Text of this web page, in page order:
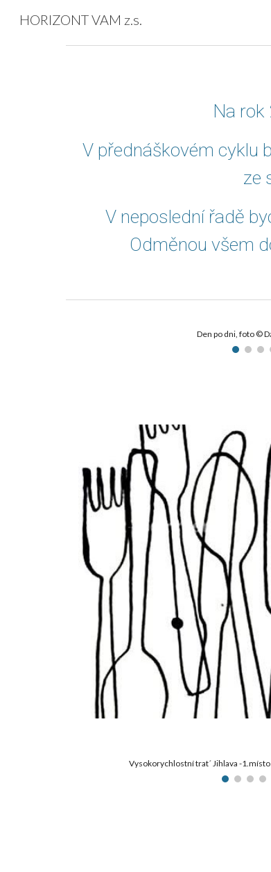
HORIZONT VAM z.s.
Na
V přednáškovém cyklu
ze
V neposlední řadě
Odměnou všem
Den po dni, foto ©
Vysokorychlostní trat´ Jihlava -